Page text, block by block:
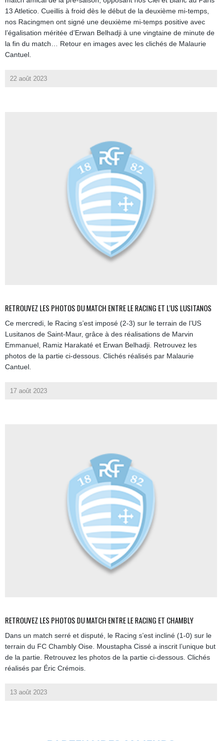
13 Atletico. Cueillis à froid dès le début de la deuxième mi-temps,
nos Racingmen ont signé une deuxième mi-temps positive avec
l’égalisation méritée d’Erwan Belhadji à une vingtaine de minute de
la fin du match… Retour en images avec les clichés de Malaurie
Cantuel.
22 août 2023
RETROUVEZ LES PHOTOS DU MATCH ENTRE LE RACING ET L’US LUSITANOS
Ce mercredi, le Racing s’est imposé (2-3) sur le terrain de l’US
Lusitanos de Saint-Maur, grâce à des réalisations de Marvin
Emmanuel, Ramiz Harakaté et Erwan Belhadji. Retrouvez les
photos de la partie ci-dessous. Clichés réalisés par Malaurie
Cantuel.
17 août 2023
RETROUVEZ LES PHOTOS DU MATCH ENTRE LE RACING ET CHAMBLY
Dans un match serré et disputé, le Racing s’est incliné (1-0) sur le
terrain du FC Chambly Oise. Moustapha Cissé a inscrit l’unique but
de la partie. Retrouvez les photos de la partie ci-dessous. Clichés
réalisés par Éric Crémois.
13 août 2023